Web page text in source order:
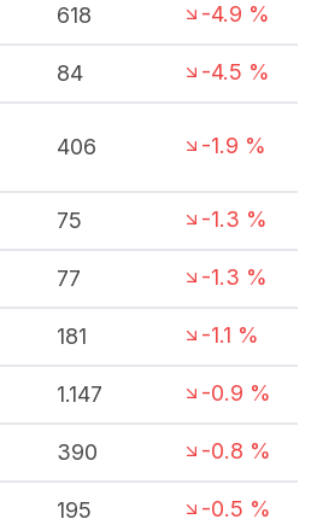
618 -4.9 %
84 -4.5 %
406 -1.9 %
75 -1.3 %
77 -1.3 %
181 -1.1 %
1.147 -0.9 %
390 -0.8 %
195 -0.5 %